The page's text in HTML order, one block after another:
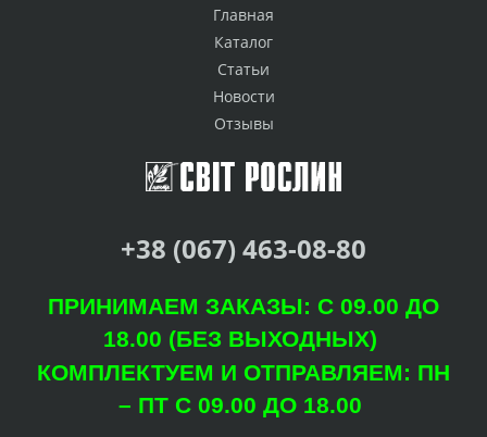
Главная
Каталог
Статьи
Новости
Отзывы
+38 (067) 463-08-80
ПРИНИМАЕМ ЗАКАЗЫ: С 09.00 ДО
18.00 (БЕЗ ВЫХОДНЫХ)
КОМПЛЕКТУЕМ И ОТПРАВЛЯЕМ: ПН
– ПТ С 09.00 ДО 18.00